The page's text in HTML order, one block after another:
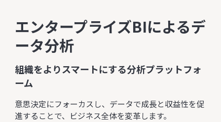
エンタープライズBIによるデ
ータ分析
組織をよりスマートにする分析プラットフォ
ーム
意思決定にフォーカスし、データで成長と収益性を促
進することで、ビジネス全体を変革します。